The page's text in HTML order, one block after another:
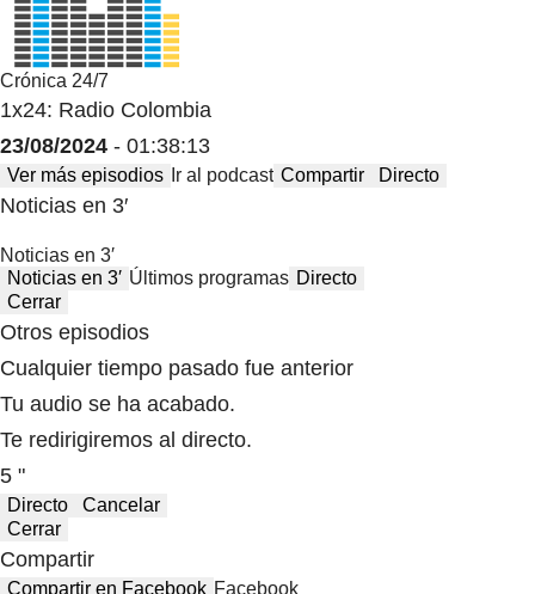
Crónica 24/7
1x24: Radio Colombia
23/08/2024 - 01:38:13
Ver más episodios Ir al podcast Compartir Directo
Noticias en 3′
Noticias en 3′
Noticias en 3′ Últimos programas Directo
Cerrar
Otros episodios
Cualquier tiempo pasado fue anterior
Tu audio se ha acabado.
Te redirigiremos al directo.
5 "
Directo
Cancelar
Cerrar
Compartir
Compartir en Facebook Facebook